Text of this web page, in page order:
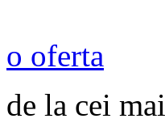
o oferta
de la cei